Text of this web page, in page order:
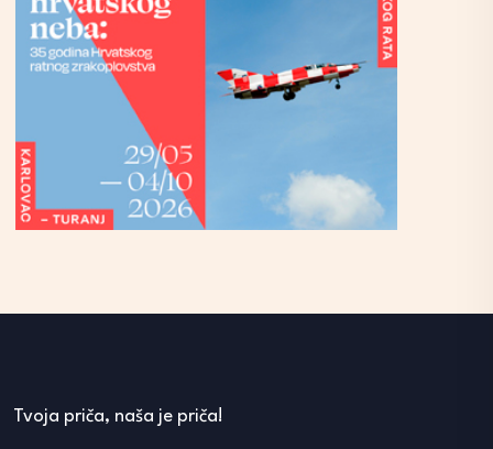
Tvoja priča, naša je priča!